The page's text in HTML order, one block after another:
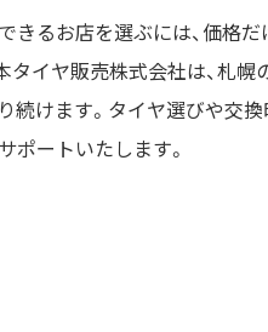
きるお店を選ぶには、価格
タイヤ販売株式会社は、札
続けます。タイヤ選びや交
ポートいたします。